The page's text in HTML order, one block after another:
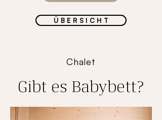
Ü B E R S I C H T
Chalet
Gibt es Babybett?